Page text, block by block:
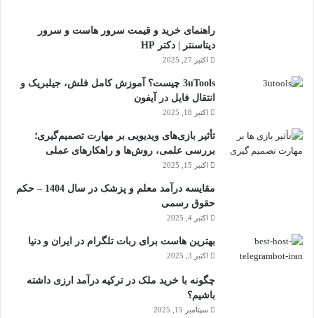
راهنمای خرید و قیمت سرور هاست و سرور
دیتاسنتر | دکتر HP
اکتبر 27, 2025
3uTools چیست؟ آموزش کامل فلش، جیلبریک و
انتقال فایل در آیفون
اکتبر 18, 2025
تأثیر بازی‌های ویدیویی بر مهارت تصمیم‌گیری؛
بررسی علمی، روش‌ها و راهکارهای عملی
اکتبر 15, 2025
مقایسه درآمد معلم و پزشک در سال 1404 – حکم
حقوق رسمی
اکتبر 4, 2025
بهترین هاست برای ربات تلگرام در ایران و دنیا
اکتبر 3, 2025
چگونه با خرید ملک در ترکیه درآمد ارزی داشته
باشیم؟
سپتامبر 15, 2025